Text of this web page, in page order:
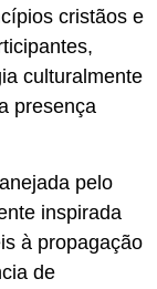
cristãos e
culturalmente
presença
pelo
inspirada
à propagação
de